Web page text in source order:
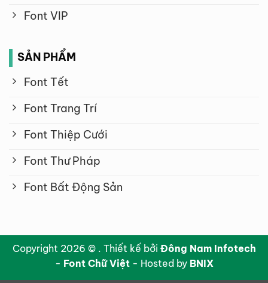
Font VIP
SẢN PHẨM
Font Tết
Font Trang Trí
Font Thiệp Cưới
Font Thư Pháp
Font Bất Động Sản
Copyright 2026 © . Thiết kế bởi Đông Nam Infotech
- Font Chữ Việt- Hosted by BNIX